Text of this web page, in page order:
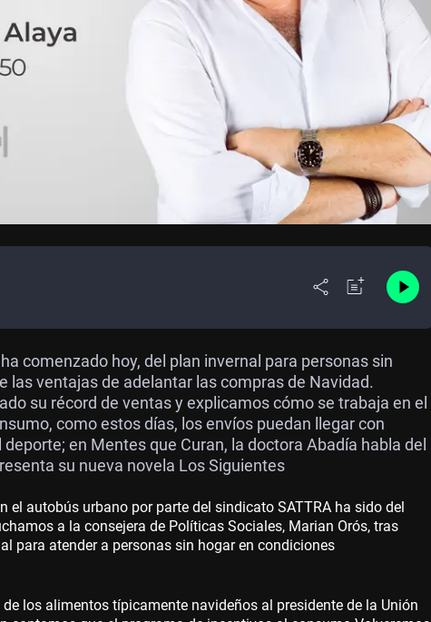
comenzado hoy, del plan invernal para personas sin
las ventajas de adelantar las compras de Navidad.
su récord de ventas y explicamos cómo se trabaja en el
como estos días, los envíos puedan llegar con
en Mentes que Curan, la doctora Abadía habla del
su nueva novela Los Siguientes
autobús urbano por parte del sindicato SATTRA ha sido del
a la consejera de Políticas Sociales, Marian Orós, tras
para atender a personas sin hogar en condiciones
los alimentos típicamente navideños al presidente de la Unión